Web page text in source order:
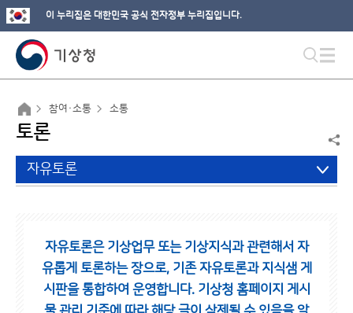
이 누리집은 대한민국 공식 전자정부 누리집입니다.
참여·소통 소통
토론
자유토론
자유토론은 기상업무 또는 기상지식과 관련해서 자
유롭게 토론하는 장으로, 기존 자유토론과 지식샘 게
시판을 통합하여 운영합니다. 기상청 홈페이지 게시